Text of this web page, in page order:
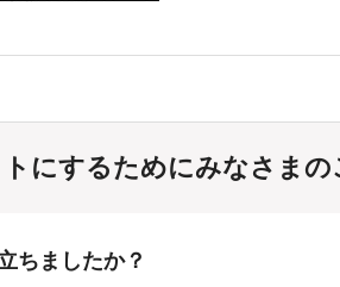
にするためにみなさま
ちましたか？